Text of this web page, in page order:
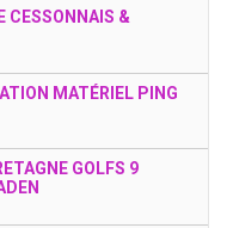
CESSONNAIS &
MATÉRIEL PING
GOLFS 9